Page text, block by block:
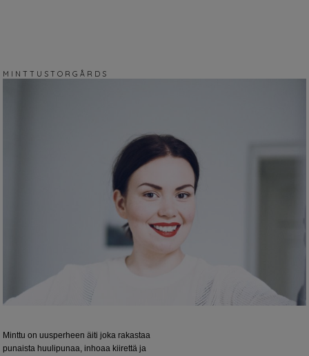
M I N T T U S T O R G Å R D S
Minttu on uusperheen äiti joka rakastaa
punaista huulipunaa, inhoaa kiirettä ja